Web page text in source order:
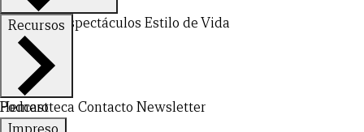
DeportesEspectáculos Estilo de Vida
Recursos
Hemeroteca Contacto Newsletter
Podcast